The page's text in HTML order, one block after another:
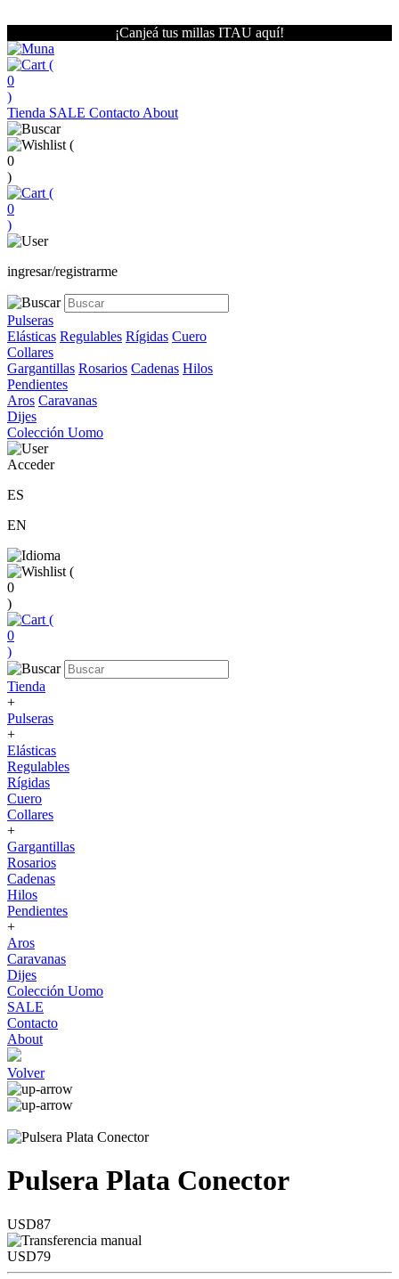
¡Canjeá tus millas ITAU aquí!
(
0
)
Tienda SALE Contacto About
(
0
)
(
0
)
ingresar/registrarme
Pulseras
Elásticas Regulables Rígidas Cuero
Collares
Gargantillas Rosarios Cadenas Hilos
Pendientes
Aros Caravanas
Dijes
Colección Uomo
Acceder
ES
EN
(
0
)
(
0
)
Tienda
+
Pulseras
+
Elásticas
Regulables
Rígidas
Cuero
Collares
+
Gargantillas
Rosarios
Cadenas
Hilos
Pendientes
+
Aros
Caravanas
Dijes
Colección Uomo
SALE
Contacto
About
Volver
Pulsera Plata Conector
USD87
USD79